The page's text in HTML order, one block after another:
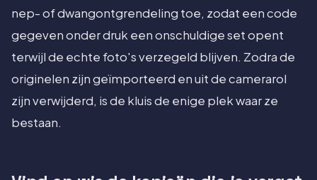
nep- of dwangontgrendeling toe, zodat een code
gegeven onder druk een onschuldige set opent
terwijl de echte foto's verzegeld blijven. Zodra de
originelen zijn geïmporteerd en uit de camerarol
zijn verwijderd, is de kluis de enige plek waar ze
bestaan.